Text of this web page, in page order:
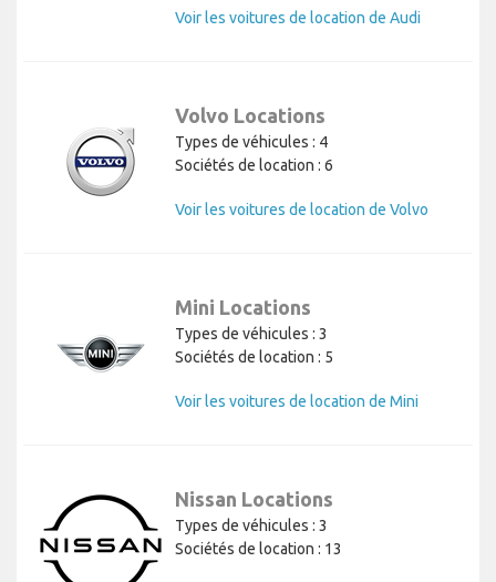
Voir les voitures de location de Audi
Volvo Locations
Types de véhicules : 4
Sociétés de location : 6
Voir les voitures de location de Volvo
Mini Locations
Types de véhicules : 3
Sociétés de location : 5
Voir les voitures de location de Mini
Nissan Locations
Types de véhicules : 3
Sociétés de location : 13